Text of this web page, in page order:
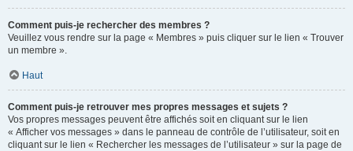
Comment puis-je rechercher des membres ?
Veuillez vous rendre sur la page « Membres » puis cliquer sur le lien « Trouver
un membre ».
Haut
Comment puis-je retrouver mes propres messages et sujets ?
Vos propres messages peuvent être affichés soit en cliquant sur le lien
« Afficher vos messages » dans le panneau de contrôle de l’utilisateur, soit en
cliquant sur le lien « Rechercher les messages de l’utilisateur » sur la page de